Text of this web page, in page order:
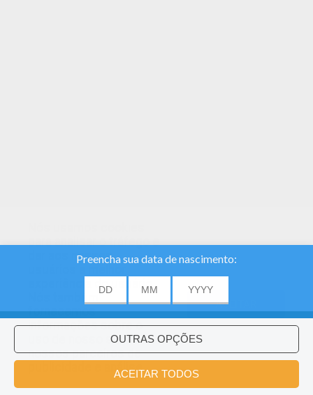
para analisar o tráfego e
dar aos nossos
experiência do usuário.
fornecemos
informações sobre o
uso de nosso site
nossos parceiros de
publicidade e análise.
ACEITAR